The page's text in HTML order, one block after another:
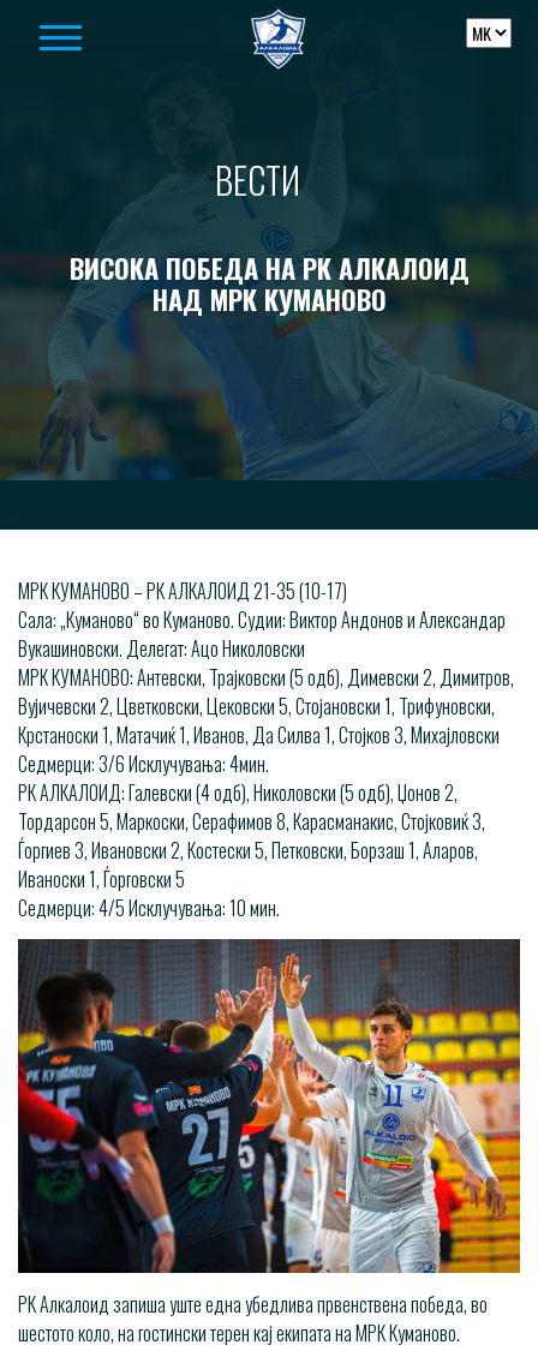
ВЕСТИ
ВИСОКА ПОБЕДА НА РК АЛКАЛОИД
НАД МРК КУМАНОВО
-->
МРК КУМАНОВО – РК АЛКАЛОИД 21-35 (10-17)
Сала: „Куманово“ во Куманово. Судии: Виктор Андонов и Александар
Вукашиновски. Делегат: Ацо Николовски
МРК КУМАНОВО: Антевски, Трајковски (5 одб), Димевски 2, Димитров,
Вујичевски 2, Цветковски, Цековски 5, Стојановски 1, Трифуновски,
Крстаноски 1, Матачиќ 1, Иванов, Да Силва 1, Стојков 3, Михајловски
Седмерци: 3/6 Исклучувања: 4мин.
РК АЛКАЛОИД: Галевски (4 одб), Николовски (5 одб), Џонов 2,
Тордарсон 5, Маркоски, Серафимов 8, Карасманакис, Стојковиќ 3,
Ѓоргиев 3, Ивановски 2, Костески 5, Петковски, Борзаш 1, Аларов,
Иваноски 1, Ѓорговски 5
Седмерци: 4/5 Исклучувања: 10 мин.
РК Алкалоид запиша уште една убедлива првенствена победа, во
шестото коло, на гостински терен кај екипата на МРК Куманово.